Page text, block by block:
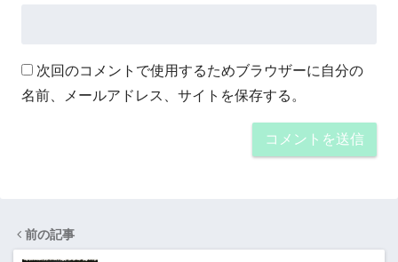
次回のコメントで使用するためブラウザーに自分の
名前、メールアドレス、サイトを保存する。
前の記事